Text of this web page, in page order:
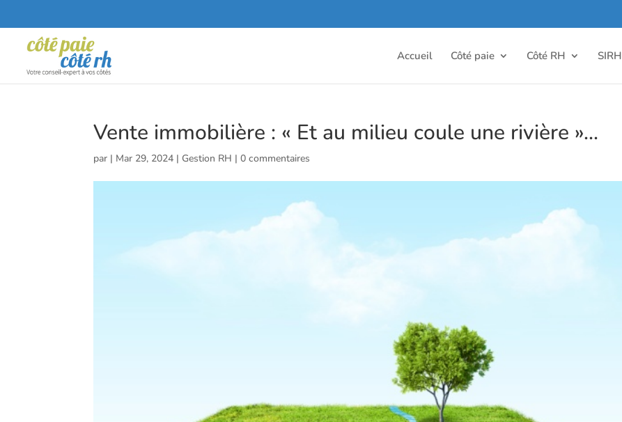
Accueil Côté paie Côté RH SIRH
Vente immobilière : « Et au milieu coule une rivière »…
par | Mar 29, 2024 | Gestion RH |0 commentaires